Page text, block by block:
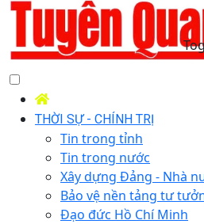
THỜI SỰ - CHÍNH TRỊ
Tin trong tỉnh
Tin trong nước
Xây dựng Đảng - Nhà
Bảo vệ nền tảng tư
Đạo đức Hồ Chí Minh